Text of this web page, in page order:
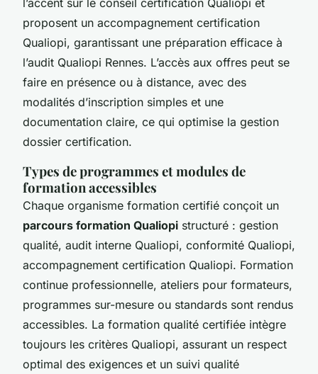
proposent un accompagnement certification
Qualiopi, garantissant une préparation efficace à
l’audit Qualiopi Rennes. L’accès aux offres peut se
faire en présence ou à distance, avec des
modalités d’inscription simples et une
documentation claire, ce qui optimise la gestion
dossier certification.
Types de programmes et modules de
formation accessibles
Chaque organisme formation certifié conçoit un
parcours formation Qualiopi structuré : gestion
qualité, audit interne Qualiopi, conformité Qualiopi,
accompagnement certification Qualiopi. Formation
continue professionnelle, ateliers pour formateurs,
programmes sur-mesure ou standards sont rendus
accessibles. La formation qualité certifiée intègre
toujours les critères Qualiopi, assurant un respect
optimal des exigences et un suivi qualité